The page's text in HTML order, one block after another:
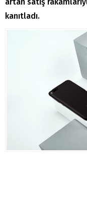
kanıtladı.